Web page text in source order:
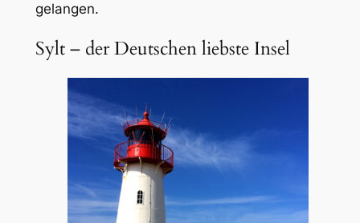
gelangen.
Sylt – der Deutschen liebste Insel